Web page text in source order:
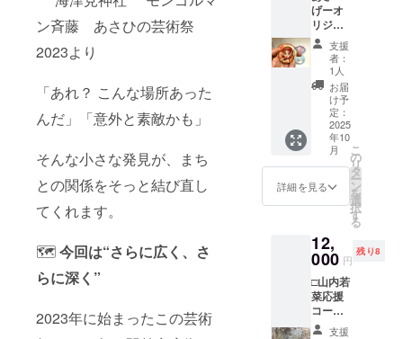
ン斉藤 あさひの芸術祭
2023より
「あれ？ こんな場所あった
んだ」「意外と素敵かも」
そんな小さな発見が、まち
との関係をそっと結び直し
てくれます。
🗺今回は“さらに広く、さ
らに深く”
2023年に始まったこの芸術
売価格
500円で
あり、
運営の
応援を
お願い
してい
ます）
げーオ
リジナ
ル缶
バッジ
(57mm)
セット
（５種
類セッ
ト）＋
ガイド
ブック2
冊
支援
者：
1人
お届
け予
定：
2025
年10
月
詳細を見る
こ
の
リ
タ
ー
ン
を
選
択
す
る
12,
000 円
残り8
□山内若
菜応援
コース□
作家制
支援